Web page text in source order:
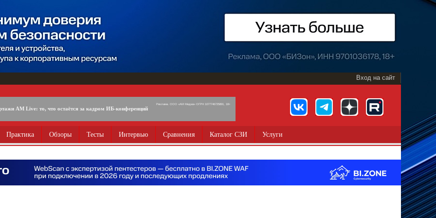
Вход на сайт
AM Live: то, что остаётся за кадром ИБ-конференций
Реклама. ООО «АМ Медиа» ОГРН 1077746725891, 18+
Практика Обзоры Тесты Интервью Сравнения Каталог СЗИ Услуги